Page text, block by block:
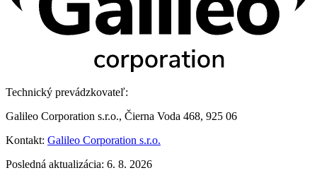
Technický prevádzkovateľ:
Galileo Corporation s.r.o., Čierna Voda 468, 925 06
Kontakt: Galileo Corporation s.r.o.
Posledná aktualizácia: 6. 8. 2026